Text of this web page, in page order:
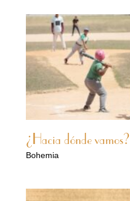
¿Hacia dónde vamos?
Bohemia